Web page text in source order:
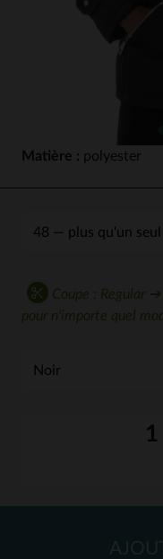
Matière : polyester
Coupe : Regular
pour n'importe quel